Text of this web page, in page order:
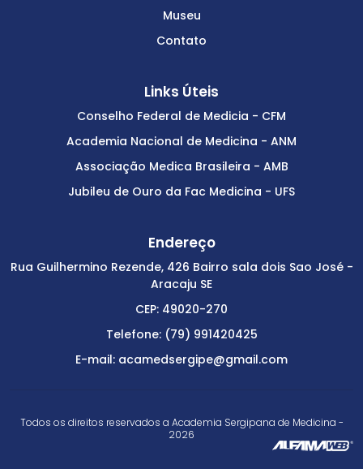
Museu
Contato
Links Úteis
Conselho Federal de Medicia - CFM
Academia Nacional de Medicina - ANM
Associação Medica Brasileira - AMB
Jubileu de Ouro da Fac Medicina - UFS
Endereço
Rua Guilhermino Rezende, 426 Bairro sala dois Sao José -
Aracaju SE
CEP: 49020-270
Telefone: (79) 991420425
E-mail: acamedsergipe@gmail.com
Todos os direitos reservados a Academia Sergipana de Medicina -
2026